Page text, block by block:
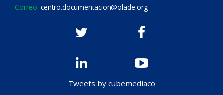
Correo: centro.documentacion@olade.org
Tweets by cubemediaco